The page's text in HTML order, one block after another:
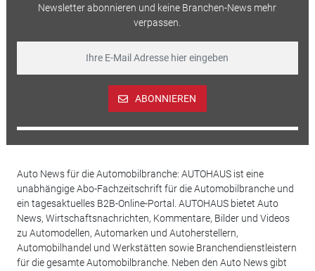
Newsletter abonnieren und keine Branchen-News mehr
verpassen.
ABONNIEREN
Auto News für die Automobilbranche: AUTOHAUS ist eine
unabhängige Abo-Fachzeitschrift für die Automobilbranche und
ein tagesaktuelles B2B-Online-Portal. AUTOHAUS bietet Auto
News, Wirtschaftsnachrichten, Kommentare, Bilder und Videos
zu Automodellen, Automarken und Autoherstellern,
Automobilhandel und Werkstätten sowie Branchendienstleistern
für die gesamte Automobilbranche. Neben den Auto News gibt